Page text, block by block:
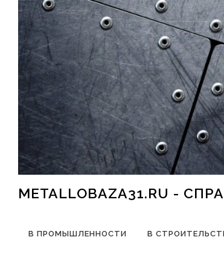
Перейти к содержимому
METALLOBAZA31.RU -
В ПРОМЫШЛЕННОСТИ В